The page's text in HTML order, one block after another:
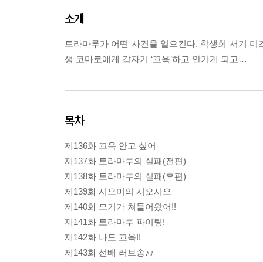
소개
토라마루가 어떤 사건을 일으킨다. 학생회 서기
생 코마로에게 갑자기 ‘꼬옥’하고 안기게 되고…
목차
제136화 꼬옥 안고 싶어
제137화 토라마루의 실패(전편)
제138화 토라마루의 실패(후편)
제139화 시오미의 시오시오
제140화 모기가 쳐들어왔어!!
제141화 토라마루 파이팅!
제142화 나도 꼬옥!!
제143화 선배 러브송♪♪